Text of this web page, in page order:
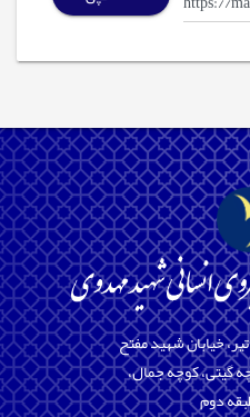
خیابان شهید مفتح
گیتی، کوچه جمال،